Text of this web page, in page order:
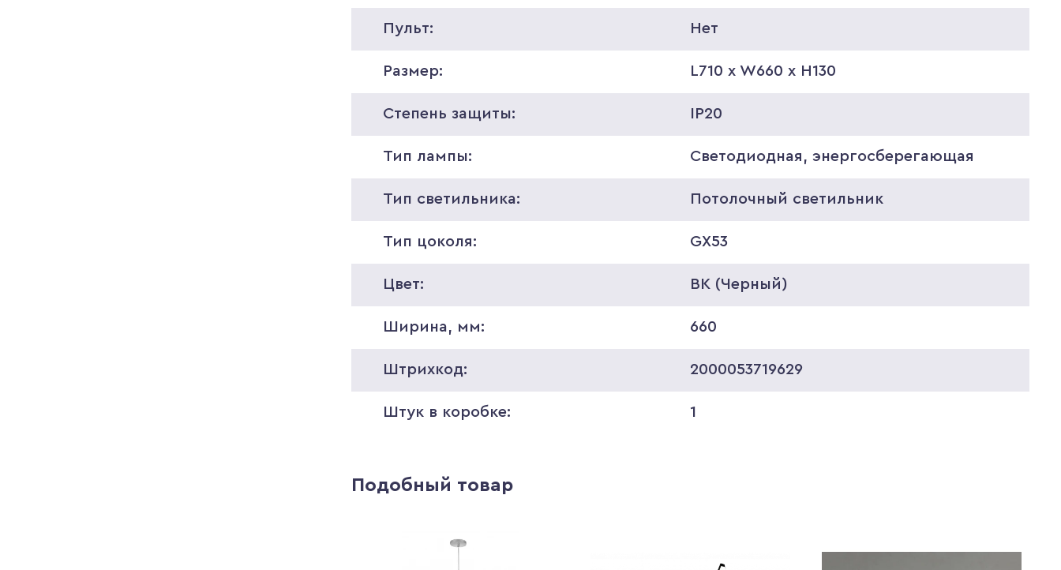
Пульт: Нет
Размер: L710 x W660 x H130
Степень защиты: IP20
Тип лампы: Светодиодная, энергосберегающая
Тип светильника: Потолочный светильник
Тип цоколя: GX53
Цвет: BK (Черный)
Ширина, мм: 660
Штрихкод: 2000053719629
Штук в коробке: 1
Подобный товар